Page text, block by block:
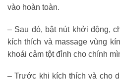
vào hoàn toàn.
– Sau đó, bật nút khởi động,
kích thích và massage vùng
khoái cảm tột đỉnh cho chính
– Trước khi kích thích và cho